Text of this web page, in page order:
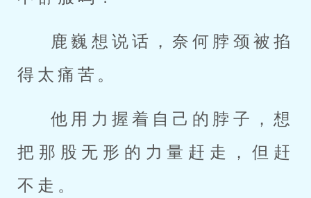
鹿巍想说话，奈何脖颈被掐
得太痛苦。
他用力握着自己的脖子，想
把那股无形的力量赶走，但赶
不走。